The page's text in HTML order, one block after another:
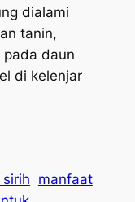
dialami
tanin,
pada daun
di kelenjar
manfaat